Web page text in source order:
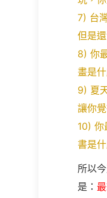
7) 台
但是
8) 你
畫是
9) 夏
讓你
10) 你
書是
所以
是：